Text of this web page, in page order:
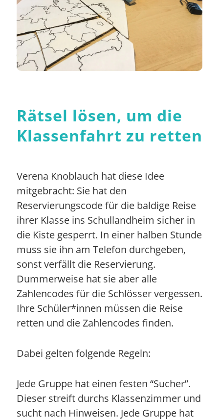
Rätsel lösen, um die
Klassenfahrt zu retten
Verena Knoblauch hat diese Idee
mitgebracht: Sie hat den
Reservierungscode für die baldige Reise
ihrer Klasse ins Schullandheim sicher in
die Kiste gesperrt. In einer halben Stunde
muss sie ihn am Telefon durchgeben,
sonst verfällt die Reservierung.
Dummerweise hat sie aber alle
Zahlencodes für die Schlösser vergessen.
Ihre Schüler*innen müssen die Reise
retten und die Zahlencodes finden.
Dabei gelten folgende Regeln:
Jede Gruppe hat einen festen “Sucher”.
Dieser streift durchs Klassenzimmer und
sucht nach Hinweisen. Jede Gruppe hat